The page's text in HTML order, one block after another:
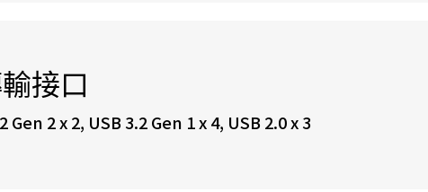
接口
Gen 2 x 2, USB 3.2 Gen 1 x 4, USB 2.0 x 3